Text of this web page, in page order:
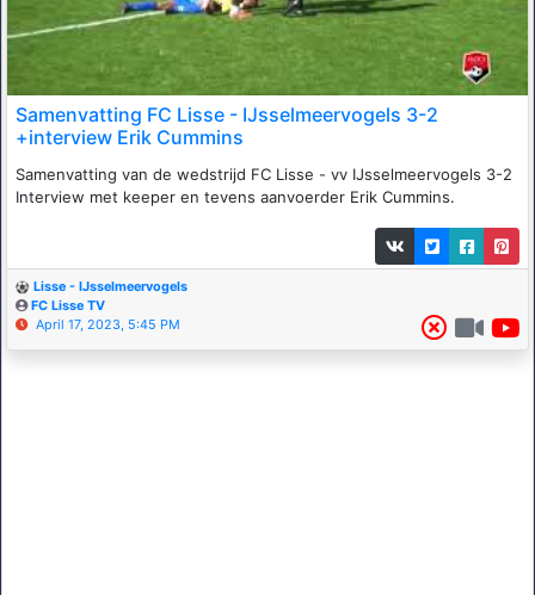
Samenvatting FC Lisse - IJsselmeervogels 3-2
+interview Erik Cummins
Samenvatting van de wedstrijd FC Lisse - vv IJsselmeervogels 3-2
Interview met keeper en tevens aanvoerder Erik Cummins.
Lisse - IJsselmeervogels
FC Lisse TV
April 17, 2023, 5:45 PM